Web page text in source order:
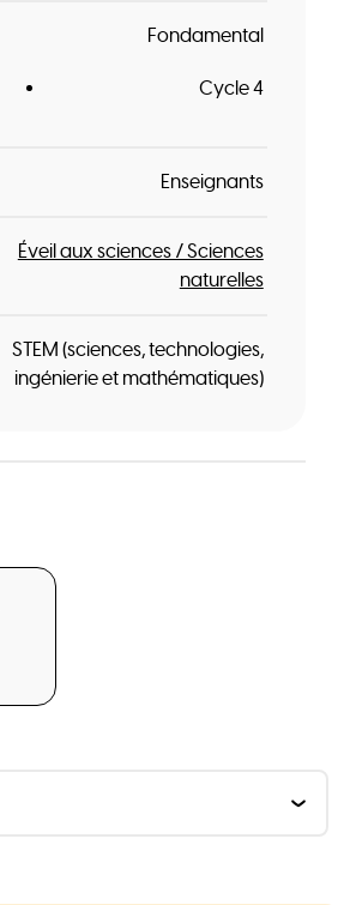
Fondamental
Cycle 4
Enseignants
Éveil aux sciences / Sciences
naturelles
STEM (sciences, technologies,
ingénierie et mathématiques)